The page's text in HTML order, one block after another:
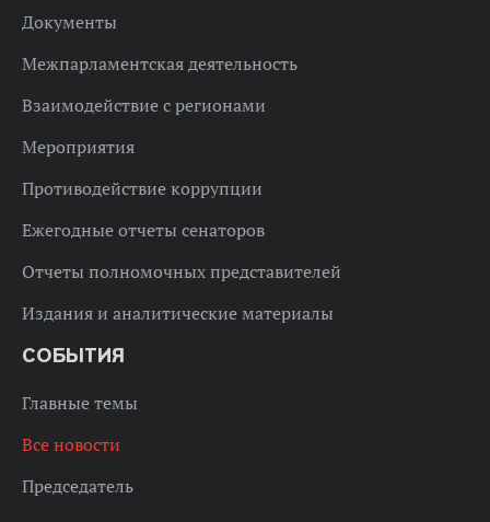
Документы
Межпарламентская деятельность
Взаимодействие с регионами
Мероприятия
Противодействие коррупции
Ежегодные отчеты сенаторов
Отчеты полномочных представителей
Издания и аналитические материалы
СОБЫТИЯ
Главные темы
Все новости
Председатель